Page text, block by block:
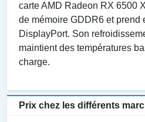
carte AMD Radeon RX 6500
de mémoire GDDR6 et prend
DisplayPort. Son
maintient des températures
charge.
Prix chez les différents